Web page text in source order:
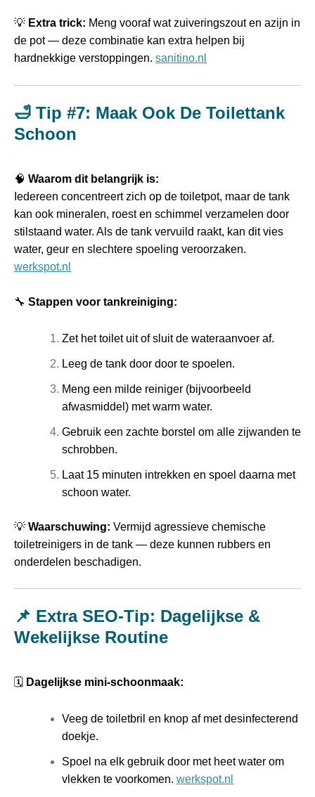
💡 Extra trick: Meng vooraf wat zuiveringszout en azijn in
de pot — deze combinatie kan extra helpen bij
hardnekkige verstoppingen. sanitino.nl
🛁 Tip #7: Maak Ook De Toilettank
Schoon
🧠 Waarom dit belangrijk is:
Iedereen concentreert zich op de toiletpot, maar de tank
kan ook mineralen, roest en schimmel verzamelen door
stilstaand water. Als de tank vervuild raakt, kan dit vies
water, geur en slechtere spoeling veroorzaken.
werkspot.nl
🔧 Stappen voor tankreiniging:
Zet het toilet uit of sluit de wateraanvoer af.
Leeg de tank door door te spoelen.
Meng een milde reiniger (bijvoorbeeld
afwasmiddel) met warm water.
Gebruik een zachte borstel om alle zijwanden te
schrobben.
Laat 15 minuten intrekken en spoel daarna met
schoon water.
💡 Waarschuwing: Vermijd agressieve chemische
toiletreinigers in de tank — deze kunnen rubbers en
onderdelen beschadigen.
📌 Extra SEO‑Tip: Dagelijkse &
Wekelijkse Routine
🗓️ Dagelijkse mini‑schoonmaak:
Veeg de toiletbril en knop af met desinfecterend
doekje.
Spoel na elk gebruik door met heet water om
vlekken te voorkomen. werkspot.nl